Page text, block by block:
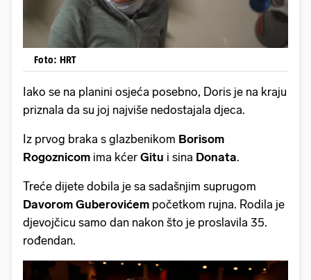
Foto: HRT
Iako se na planini osjeća posebno, Doris je na kraju
priznala da su joj najviše nedostajala djeca.
Iz prvog braka s glazbenikom Borisom
Rogoznicom ima kćer Gitu i sina Donata.
Treće dijete dobila je sa sadašnjim suprugom
Davorom Guberovićem početkom rujna. Rodila je
djevojčicu samo dan nakon što je proslavila 35.
rođendan.